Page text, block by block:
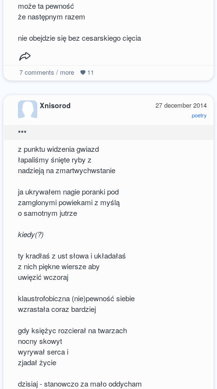
może ta pewność
że następnym razem
nie obejdzie się bez cesarskiego cięcia
7comments / more 11
27 december 2014
poetry
Xnisorod
***
z punktu widzenia gwiazd
łapaliśmy śnięte ryby z
nadzieją na zmartwychwstanie
ja ukrywałem nagie poranki pod
zamglonymi powiekami z myślą
o samotnym jutrze
kiedy(?)
ty kradłaś z ust słowa i układałaś
z nich piękne wiersze aby
uwięzić wczoraj
klaustrofobiczna (nie)pewność siebie
wzrastała coraz bardziej
gdy księżyc rozcierał na twarzach
nocny skowyt
wyrywał serca i
zjadał życie
dzisiaj - stanowczo za mało oddycham